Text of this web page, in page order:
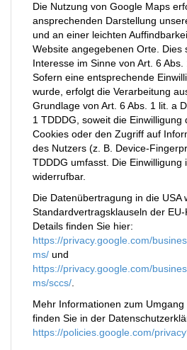
Die Nutzung von Google Maps
ansprechenden Darstellung
und an einer leichten
Website angegebenen Orte. Dies
Interesse im Sinne von Art. 6 Abs.
Sofern eine entsprechende
wurde, erfolgt die Verarbeitung
Grundlage von Art. 6 Abs. 1 lit. a
1 TDDDG, soweit die Einwilligung
Cookies oder den Zugriff auf
des Nutzers (z. B. Device-
TDDDG umfasst. Die Einwilligung
widerrufbar.
Die Datenübertragung in die USA
Standardvertragsklauseln der
Details finden Sie hier:
https://privacy.google.com/
ms/ und
https://privacy.google.com/
ms/sccs/.
Mehr Informationen zum
finden Sie in der
https://policies.google.com/